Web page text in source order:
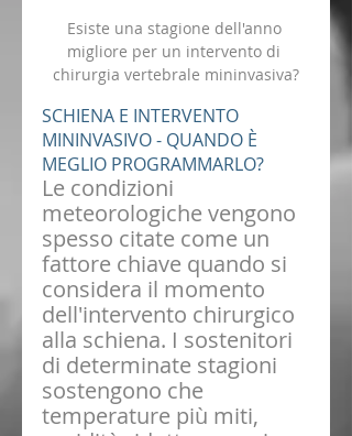
Esiste una stagione dell'anno
migliore per un intervento di
chirurgia vertebrale mininvasiva?
SCHIENA E INTERVENTO
MININVASIVO - QUANDO È
MEGLIO PROGRAMMARLO?
Le condizioni
meteorologiche vengono
spesso citate come un
fattore chiave quando si
considera il momento
dell'intervento chirurgico
alla schiena. I sostenitori
di determinate stagioni
sostengono che
temperature più miti,